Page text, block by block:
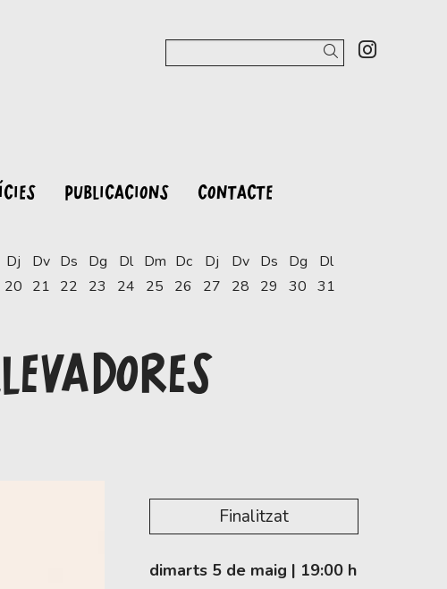
Link a
Cercar
PUBLICACIONS CONTACTE
Dj
20
Dv
21
Ds
22
Dg
23
Dl
24
Dm
25
Dc
26
Dj
27
Dv
28
Ds
29
Dg
30
Dl
31
Finalitzat
dimarts 5 de maig | 19:00 h